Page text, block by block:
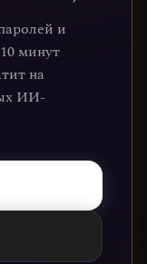
и
минут
на
ИИ-
людей,
Ваше
ждёт.